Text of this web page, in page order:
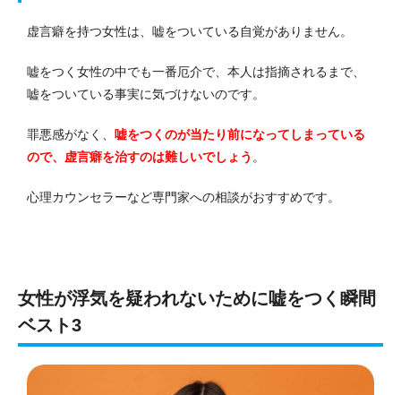
虚言癖を持つ女性は、嘘をついている自覚がありません。
嘘をつく女性の中でも一番厄介で、本人は指摘されるまで、
嘘をついている事実に気づけないのです。
罪悪感がなく、
嘘をつくのが当たり前になってしまっている
ので、虚言癖を治すのは難しいでしょう 。
心理カウンセラーなど専門家への相談がおすすめです。
女性が浮気を疑われないために嘘をつく瞬間
ベスト3